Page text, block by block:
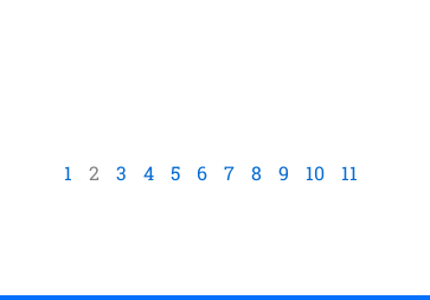
1 2 3 4 5 6 7 8 9 10 11